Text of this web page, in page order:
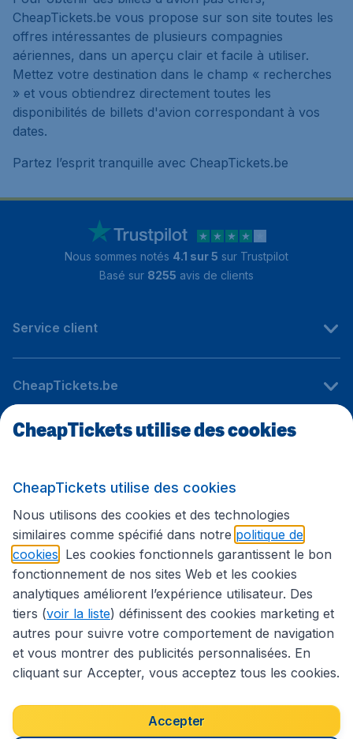
CheapTickets.be vous propose sur son site toutes les
offres intéressantes de plusieurs compagnies
aériennes, dans un aperçu clair et facile à utiliser.
Mettez votre destination dans le champ « recherches
» et vous obtiendrez directement toutes les
disponibilités de billets d'avion correspondant à vos
dates.
Partez l’esprit tranquille avec CheapTickets.be
Nous sommes notés 4.1 sur 5 sur Trustpilot
Basé sur 8255 avis de clients
Service client
CheapTickets.be
Sites internationaux
Suivez CheapTickets.be
Déclaration d’accessibilité
Conditions générales
Déclaration de confidentialité
CheapTickets utilise des cookies
CheapTickets utilise des cookies
Nous utilisons des cookies et des technologies
similaires comme spécifié dans notre politique de
cookies . Les cookies fonctionnels garantissent le bon
fonctionnement de nos sites Web et les cookies
analytiques améliorent l’expérience utilisateur. Des
tiers (voir la liste) définissent des cookies marketing et
autres pour suivre votre comportement de navigation
et vous montrer des publicités personnalisées. En
cliquant sur Accepter, vous acceptez tous les cookies.
Accepter